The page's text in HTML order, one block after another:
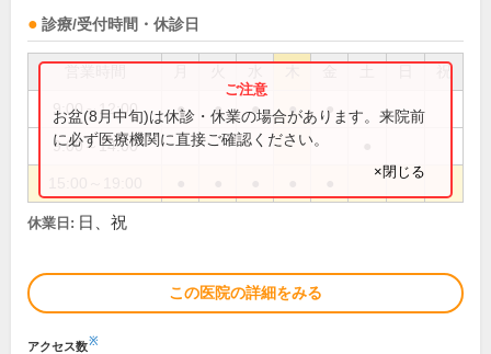
診療/受付時間・休診日
祝
9:00～12:00 ● ● ● ● ●
9:00～14:00
お盆(8月中旬)は休診・休業の場合があります。来院前
に必ず医療機関に直接ご確認ください。
×閉じる
休業日: 日、祝
この医院の詳細をみる
アクセス数※